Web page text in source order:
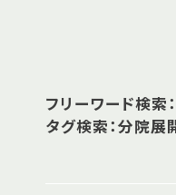
フリーワード検索
タグ検索：分院展